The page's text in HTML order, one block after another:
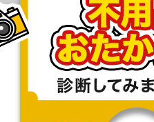
橋店